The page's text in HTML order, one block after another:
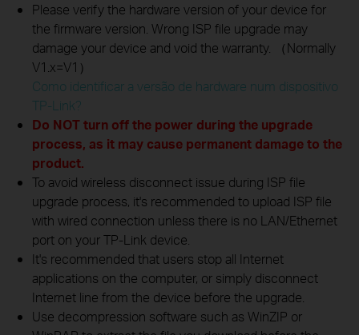
Please verify the hardware version of your device for
the firmware version. Wrong ISP file upgrade may
damage your device and void the warranty. （Normally
V1.x=V1）
Como identificar a versão de hardware num dispositivo
TP-Link?
Do NOT turn off the power during the upgrade
process, as it may cause permanent damage to the
product.
To avoid wireless disconnect issue during ISP file
upgrade process, it's recommended to upload ISP file
with wired connection unless there is no LAN/Ethernet
port on your TP-Link device.
It's recommended that users stop all Internet
applications on the computer, or simply disconnect
Internet line from the device before the upgrade.
Use decompression software such as WinZIP or